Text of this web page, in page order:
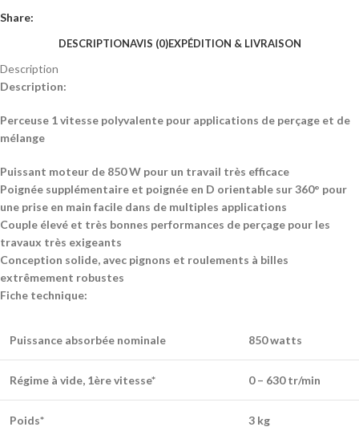
Share:
DESCRIPTIONAVIS (0)EXPÉDITION & LIVRAISON
Description
Description:
Perceuse 1 vitesse polyvalente pour applications de perçage et de
mélange
Puissant moteur de 850 W pour un travail très efficace
Poignée supplémentaire et poignée en D orientable sur 360° pour
une prise en main facile dans de multiples applications
Couple élevé et très bonnes performances de perçage pour les
travaux très exigeants
Conception solide, avec pignons et roulements à billes
extrêmement robustes
Fiche technique:
Puissance absorbée nominale 850 watts
Régime à vide, 1ère vitesse* 0 – 630 tr/min
Poids* 3 kg